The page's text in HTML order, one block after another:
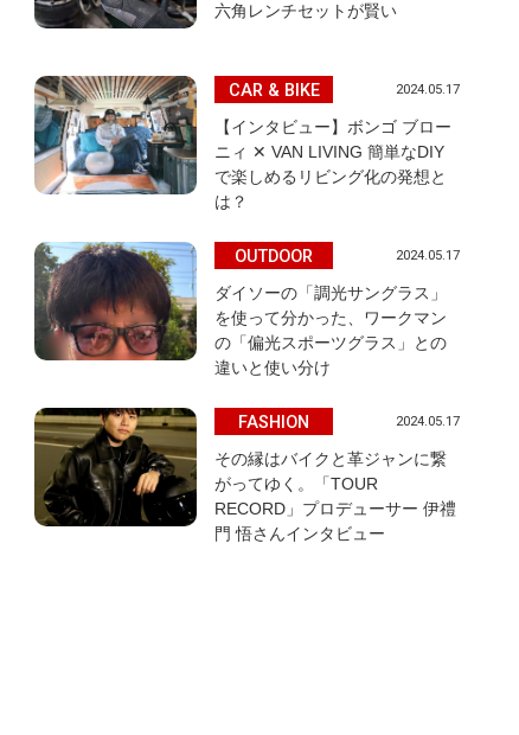
六角レンチセットが賢い
CAR & BIKE 2024.05.17
【インタビュー】ボンゴ ブロー
ニィ ✕ VAN LIVING 簡単なDIY
で楽しめるリビング化の発想と
は？
OUTDOOR 2024.05.17
ダイソーの「調光サングラス」
を使って分かった、ワークマン
の「偏光スポーツグラス」との
違いと使い分け
FASHION 2024.05.17
その縁はバイクと革ジャンに繋
がってゆく。「TOUR
RECORD」プロデューサー 伊禮
門 悟さんインタビュー